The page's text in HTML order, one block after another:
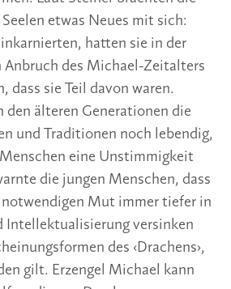
etwas Neues mit sich:
hatten sie in der
Anbruch des Michael-Zeitalters
dass sie Teil davon waren.
den älteren Generationen die
und Traditionen noch lebendig,
eine Unstimmigkeit
die jungen Menschen, dass
Mut immer tiefer in
Intellektualisierung versinken
des ‹Drachens›,
gilt. Erzengel Michael kann